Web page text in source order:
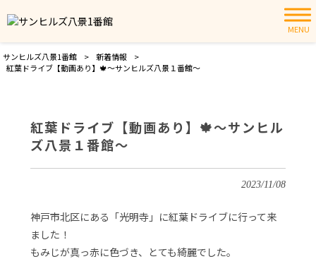
MENU
サンヒルズ八景1番館 > 新着情報
>
紅葉ドライブ【動画あり】🍁～サンヒルズ八景１番館～
紅葉ドライブ【動画あり】🍁～サンヒル
ズ八景１番館～
2023/11/08
神戸市北区にある「光明寺」に紅葉ドライブに行って来
ました！
もみじが真っ赤に色づき、とても綺麗でした。